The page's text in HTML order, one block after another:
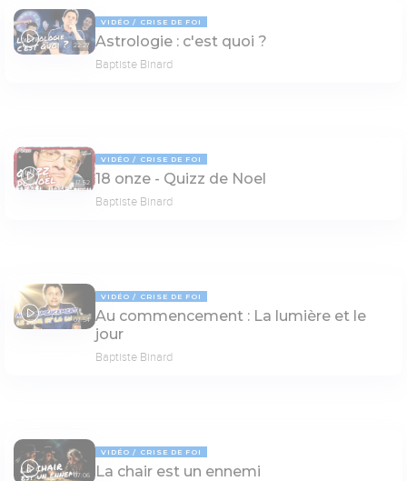
22:27
VIDÉO CRISE DE FOI
Astrologie : c'est quoi ?
Baptiste Binard
17:52
VIDÉO CRISE DE FOI
18 onze - Quizz de Noel
Baptiste Binard
07:54
VIDÉO CRISE DE FOI
Au commencement : La lumière et le
jour
Baptiste Binard
07:06
VIDÉO CRISE DE FOI
La chair est un ennemi